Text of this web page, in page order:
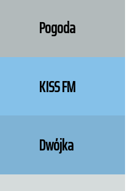
Pogoda
KISS FM
Dwójka